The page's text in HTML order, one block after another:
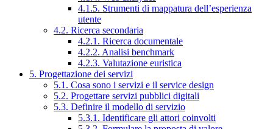
4.1.5. Strumenti di mappatura dell’esperienza
utente
4.2. Ricerca secondaria
4.2.1. Ricerca documentale
4.2.2. Analisi benchmark
4.2.3. Valutazione euristica
5. Progettazione dei servizi
5.1. Cosa sono i servizi e il service design
5.2. Progettare servizi pubblici digitali
5.3. Definire il modello di servizio
5.3.1. Identificare gli attori coinvolti